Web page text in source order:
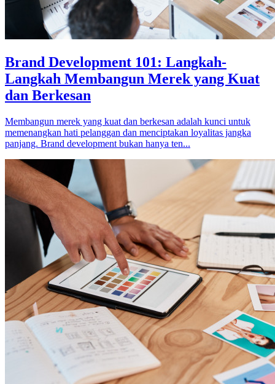
Brand Development 101: Langkah-
Langkah Membangun Merek yang Kuat
dan Berkesan
Membangun merek yang kuat dan berkesan adalah kunci untuk
memenangkan hati pelanggan dan menciptakan loyalitas jangka
panjang. Brand development bukan hanya ten...